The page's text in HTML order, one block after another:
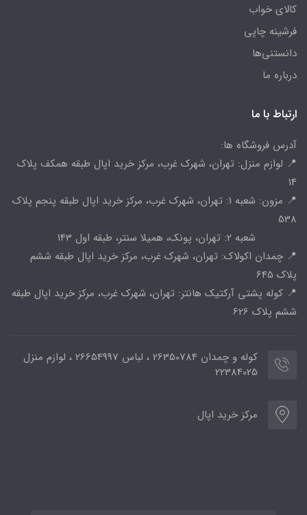
کالای خواب
فرشینه چاپی
دانستنی‌ها
درباره ما
ارتباط با ما
آدرس فروشگاه ها:
📍 لوازم منزل: تهران، شهرک غرب، مرکز خرید اپال طبقه همکف پلاک
14
📍 مزون: شعبه 1: تهران، شهرک غرب، مرکز خرید اپال طبقه پنجم پلاک
538
شعبه 2: تهران، پونک، همیلا سنتر، طبقه اول 143
📍 چمدان اکولاک: تهران، شهرک غرب، مرکز خرید اپال طبقه ششم
پلاک 645
📍 کوله پشتی آرکتیک هانتر: تهران، شهرک غرب، مرکز خرید اپال طبقه
ششم پلاک 626
کوله و چمدان 26350784 ، لباس 26654997 ، لوازم منزل
22384025
مرکز خرید اپال